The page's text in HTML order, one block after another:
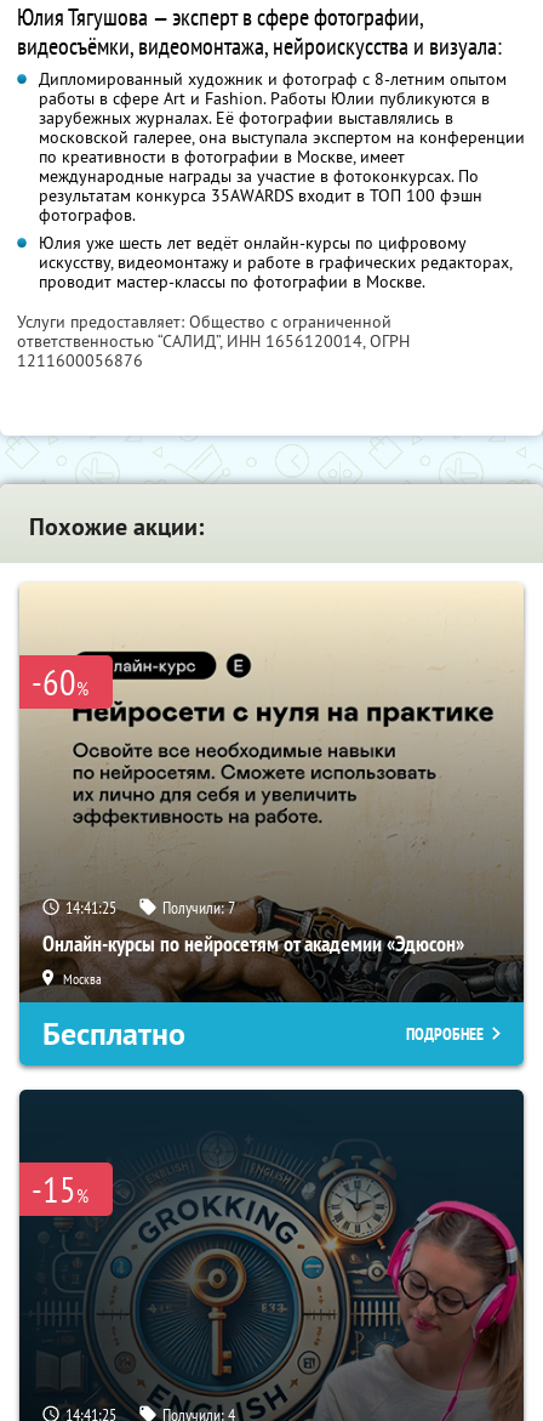
Юлия Тягушова — эксперт в сфере фотографии,
видеосъёмки, видеомонтажа, нейроискусства и визуала:
Дипломированный художник и фотограф с 8-летним опытом
работы в сфере Art и Fashion. Работы Юлии публикуются в
зарубежных журналах. Её фотографии выставлялись в
московской галерее, она выступала экспертом на конференции
по креативности в фотографии в Москве, имеет
международные награды за участие в фотоконкурсах. По
результатам конкурса 35AWARDS входит в ТОП 100 фэшн
фотографов.
Юлия уже шесть лет ведёт онлайн-курсы по цифровому
искусству, видеомонтажу и работе в графических редакторах,
проводит мастер-классы по фотографии в Москве.
Услуги предоставляет: Общество с ограниченной
ответственностью “САЛИД”, ИНН 1656120014, ОГРН
1211600056876
Похожие акции:
-60%
14:41:24 Получили:7
Онлайн-курсы по нейросетям от академии «Эдюсон»
Москва
Бесплатно ПОДРОБНЕЕ
-15%
14:41:24 Получили:4